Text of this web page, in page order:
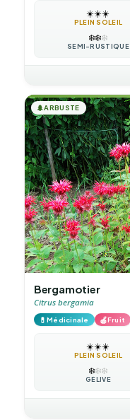
☀️☀️☀️
PLEIN SOLEIL
❄️❄️❄️
SEMI-RUSTIQUE
🌲ARBUSTE
Bergamotier
Citrus bergamia
💊Médicinale 🍎Fruit
☀️☀️☀️
PLEIN SOLEIL
❄️❄️❄️
GÉLIVE